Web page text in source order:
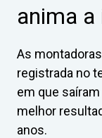
anima
As
registrada no
em que
melhor
anos.